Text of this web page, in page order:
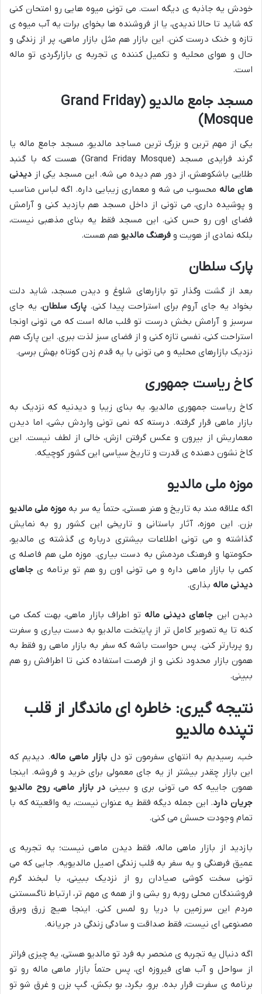
خودش یه جاذبه ی دیگه است. می تونی میوه هایی رو امتحان کنی
که شاید تا حالا ندیدی، یا از فروشنده ها بخوای برات یه آب میوه ی
تازه و خنک درست کنن. این بازار هم مثل بازار ماهی، پر از زندگی و
حال و هوای محلیه و تکمیل کننده ی تجربه ی بازارگردی تو ماله
است.
مسجد جامع مالدیو (Grand Friday
Mosque)
یکی از مهم ترین و بزرگ ترین مساجد مالدیو، مسجد جامع ماله یا
گرند فرایدی مسجد (Grand Friday Mosque) هست که با گنبد
طلایی باشکوهش، از دور هم دیده می شه. این مسجد یکی از دیدنی
های ماله محسوب می شه و معماری زیبایی داره. اگه لباس مناسب
و پوشیده داری، می تونی از داخل مسجد هم بازدید کنی و آرامش
فضای اون رو حس کنی. این مسجد فقط یه بنای مذهبی نیست،
بلکه نمادی از هویت و فرهنگ مالدیو هم هست.
پارک سلطان
بعد از گشت وگذار تو بازارهای شلوغ و دیدن مسجد، شاید دلت
بخواد یه جای آروم برای استراحت پیدا کنی. پارک سلطان، یه جای
سرسبز و آرامش بخش درست تو قلب ماله است که می تونی اونجا
استراحت کنی، نفسی تازه کنی و از فضای سبز لذت ببری. این پارک هم
نزدیک بازارهای محلیه و می تونی با یه قدم زدن کوتاه بهش برسی.
کاخ ریاست جمهوری
کاخ ریاست جمهوری مالدیو، یه بنای زیبا و دیدنیه که نزدیک به
بازار ماهی قرار گرفته. درسته که نمی تونی واردش بشی، اما دیدن
معماریش از بیرون و عکس گرفتن ازش، خالی از لطف نیست. این
کاخ نشون دهنده ی قدرت و تاریخ سیاسی این کشور کوچیکه.
موزه ملی مالدیو
اگه علاقه مند به تاریخ و هنر هستی، حتماً یه سر به موزه ملی مالدیو
بزن. این موزه، آثار باستانی و تاریخی این کشور رو به نمایش
گذاشته و می تونی اطلاعات بیشتری درباره ی گذشته ی مالدیو،
حکومتها و فرهنگ مردمش به دست بیاری. موزه ملی هم فاصله ی
کمی با بازار ماهی داره و می تونی اون رو هم تو برنامه ی جاهای
دیدنی ماله بذاری.
دیدن این جاهای دیدنی ماله تو اطراف بازار ماهی، بهت کمک می
کنه تا یه تصویر کامل تر از پایتخت مالدیو به دست بیاری و سفرت
رو پربارتر کنی. پس حواست باشه که سفر به بازار ماهی رو فقط به
همون بازار محدود نکنی و از فرصت استفاده کنی تا اطرافش رو هم
ببینی.
نتیجه گیری: خاطره ای ماندگار از قلب
تپنده مالدیو
خب، رسیدیم به انتهای سفرمون تو دل بازار ماهی ماله. دیدیم که
این بازار چقدر بیشتر از یه جای معمولی برای خرید و فروشه. اینجا
همون جاییه که می تونی بری و ببینی در بازار ماهی، روح مالدیو
جریان دارد. این جمله دیگه فقط یه عنوان نیست، یه واقعیته که با
تمام وجودت حسش می کنی.
بازدید از بازار ماهی ماله، فقط دیدن ماهی نیست؛ یه تجربه ی
عمیق فرهنگی و یه سفر به قلب زندگی اصیل مالدیویه. جایی که می
تونی سخت کوشی صیادان رو از نزدیک ببینی، با لبخند گرم
فروشندگان محلی روبه رو بشی و از همه ی مهم تر، ارتباط ناگسستنی
مردم این سرزمین با دریا رو لمس کنی. اینجا هیچ زرق وبرق
مصنوعی ای نیست، فقط صداقت و سادگی زندگی در جریانه.
اگه دنبال یه تجربه ی منحصر به فرد تو مالدیو هستی، یه چیزی فراتر
از سواحل و آب های فیروزه ای، پس حتماً بازار ماهی ماله رو تو
برنامه ی سفرت قرار بده. برو، بگرد، بو بکش، گپ بزن و غرق شو تو